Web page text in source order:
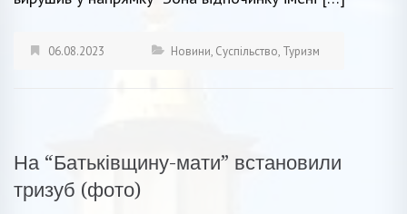
06.08.2023 Новини, Суспільство, Туризм
На “Батьківщину-мати” встановили
тризуб (фото)